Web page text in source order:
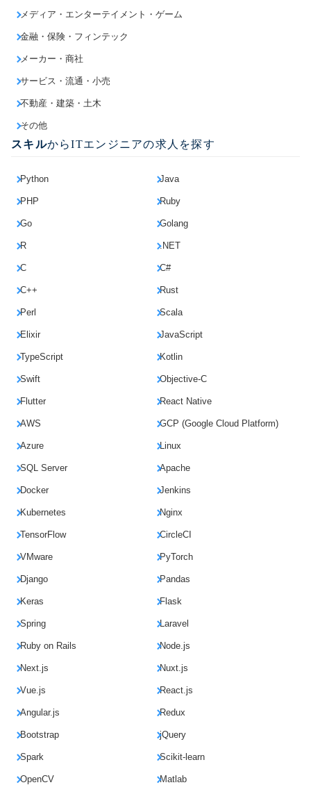
メディア・エンターテイメント・ゲーム
金融・保険・フィンテック
メーカー・商社
サービス・流通・小売
不動産・建築・土木
その他
スキルからITエンジニアの求人を探す
Python Java
PHP Ruby
Go Golang
R .NET
C C#
C++ Rust
Perl Scala
Elixir JavaScript
TypeScript Kotlin
Swift Objective-C
Flutter React Native
AWS GCP (Google Cloud Platform)
Azure Linux
SQL Server Apache
Docker Jenkins
Kubernetes Nginx
TensorFlow CircleCI
VMware PyTorch
Django Pandas
Keras Flask
Spring Laravel
Ruby on Rails Node.js
Next.js Nuxt.js
Vue.js React.js
Angular.js Redux
Bootstrap jQuery
Spark Scikit-learn
OpenCV Matlab